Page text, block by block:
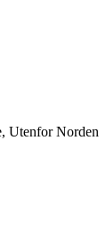
Utenfor Norden